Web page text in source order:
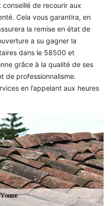
de recourir aux
Cela vous garantira, en
la remise en état de
a su gagner la
dans le 58500 et
grâce à la qualité de ses
de professionnalisme.
en l’appelant aux heures